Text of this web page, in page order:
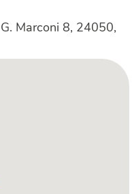
Marconi 8, 24050,